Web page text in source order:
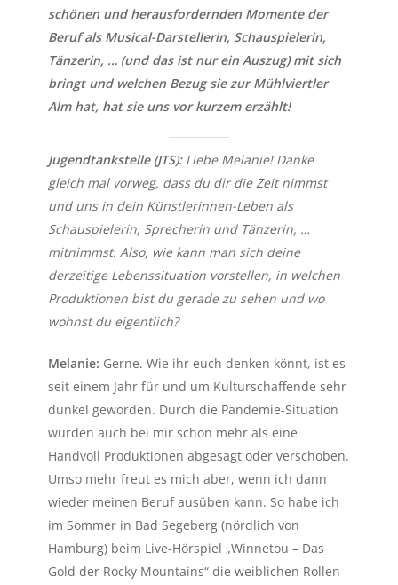
schönen und herausfordernden Momente der
Beruf als Musical-Darstellerin, Schauspielerin,
Tänzerin, … (und das ist nur ein Auszug) mit sich
bringt und welchen Bezug sie zur Mühlviertler
Alm hat, hat sie uns vor kurzem erzählt!
Jugendtankstelle (JTS):Liebe Melanie! Danke
gleich mal vorweg, dass du dir die Zeit nimmst
und uns in dein Künstlerinnen-Leben als
Schauspielerin, Sprecherin und Tänzerin, …
mitnimmst. Also, wie kann man sich deine
derzeitige Lebenssituation vorstellen, in welchen
Produktionen bist du gerade zu sehen und wo
wohnst du eigentlich?
Melanie: Gerne. Wie ihr euch denken könnt, ist es
seit einem Jahr für und um Kulturschaffende sehr
dunkel geworden. Durch die Pandemie-Situation
wurden auch bei mir schon mehr als eine
Handvoll Produktionen abgesagt oder verschoben.
Umso mehr freut es mich aber, wenn ich dann
wieder meinen Beruf ausüben kann. So habe ich
im Sommer in Bad Segeberg (nördlich von
Hamburg) beim Live-Hörspiel „Winnetou – Das
Gold der Rocky Mountains“ die weiblichen Rollen